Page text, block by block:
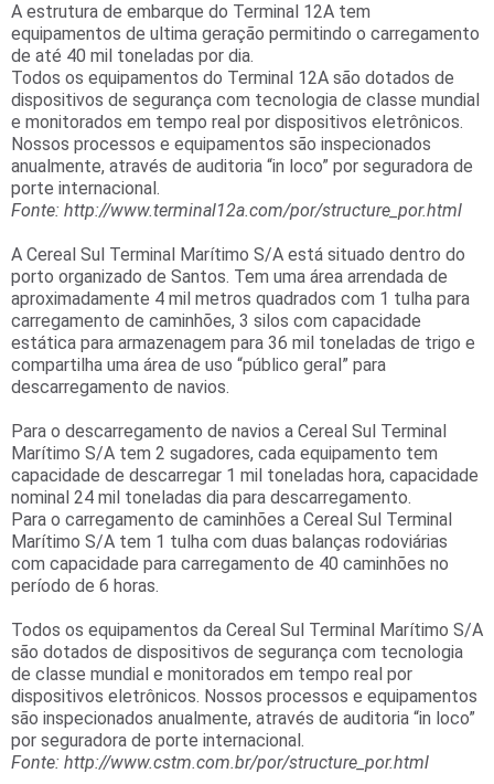
A estrutura de embarque do Terminal 12A tem
equipamentos de ultima geração permitindo o carregamento
de até 40 mil toneladas por dia.
Todos os equipamentos do Terminal 12A são dotados de
dispositivos de segurança com tecnologia de classe mundial
e monitorados em tempo real por dispositivos eletrônicos.
Nossos processos e equipamentos são inspecionados
anualmente, através de auditoria “in loco” por seguradora de
porte internacional.
Fonte: http://www.terminal12a.com/por/structure_por.html
A Cereal Sul Terminal Marítimo S/A está situado dentro do
porto organizado de Santos. Tem uma área arrendada de
aproximadamente 4 mil metros quadrados com 1 tulha para
carregamento de caminhões, 3 silos com capacidade
estática para armazenagem para 36 mil toneladas de trigo e
compartilha uma área de uso “público geral” para
descarregamento de navios.
Para o descarregamento de navios a Cereal Sul Terminal
Marítimo S/A tem 2 sugadores, cada equipamento tem
capacidade de descarregar 1 mil toneladas hora, capacidade
nominal 24 mil toneladas dia para descarregamento.
Para o carregamento de caminhões a Cereal Sul Terminal
Marítimo S/A tem 1 tulha com duas balanças rodoviárias
com capacidade para carregamento de 40 caminhões no
período de 6 horas.
Todos os equipamentos da Cereal Sul Terminal Marítimo S/A
são dotados de dispositivos de segurança com tecnologia
de classe mundial e monitorados em tempo real por
dispositivos eletrônicos. Nossos processos e equipamentos
são inspecionados anualmente, através de auditoria “in loco”
por seguradora de porte internacional.
Fonte: http://www.cstm.com.br/por/structure_por.html